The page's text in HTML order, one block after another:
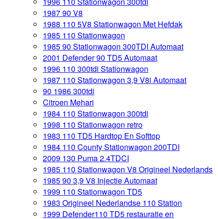
1987 90 V8
1988 110 5V8 Stationwagon Met Hefdak
1985 110 Stationwagon
1985 90 Stationwagon 300TDI Automaat
2001 Defender 90 TD5 Automaat
1996 110 300tdi Stationwagon
1987 110 Stationwagon 3,9 V8i Automaat
90 1986 300tdi
Citroen Mehari
1984 110 Stationwagon 300tdi
1998 110 Stationwagon retro
1983 110 TD5 Hardtop En Softtop
1984 110 County Stationwagon 200TDI
2009 130 Puma 2.4TDCI
1985 110 Stationwagon V8 Origineel Nederlands
1985 90 3,9 V8 Injectie Automaat
1999 110 Stationwagon TD5
1983 Origineel Nederlandse 110 Station
1999 Defender110 TD5 restauratie en